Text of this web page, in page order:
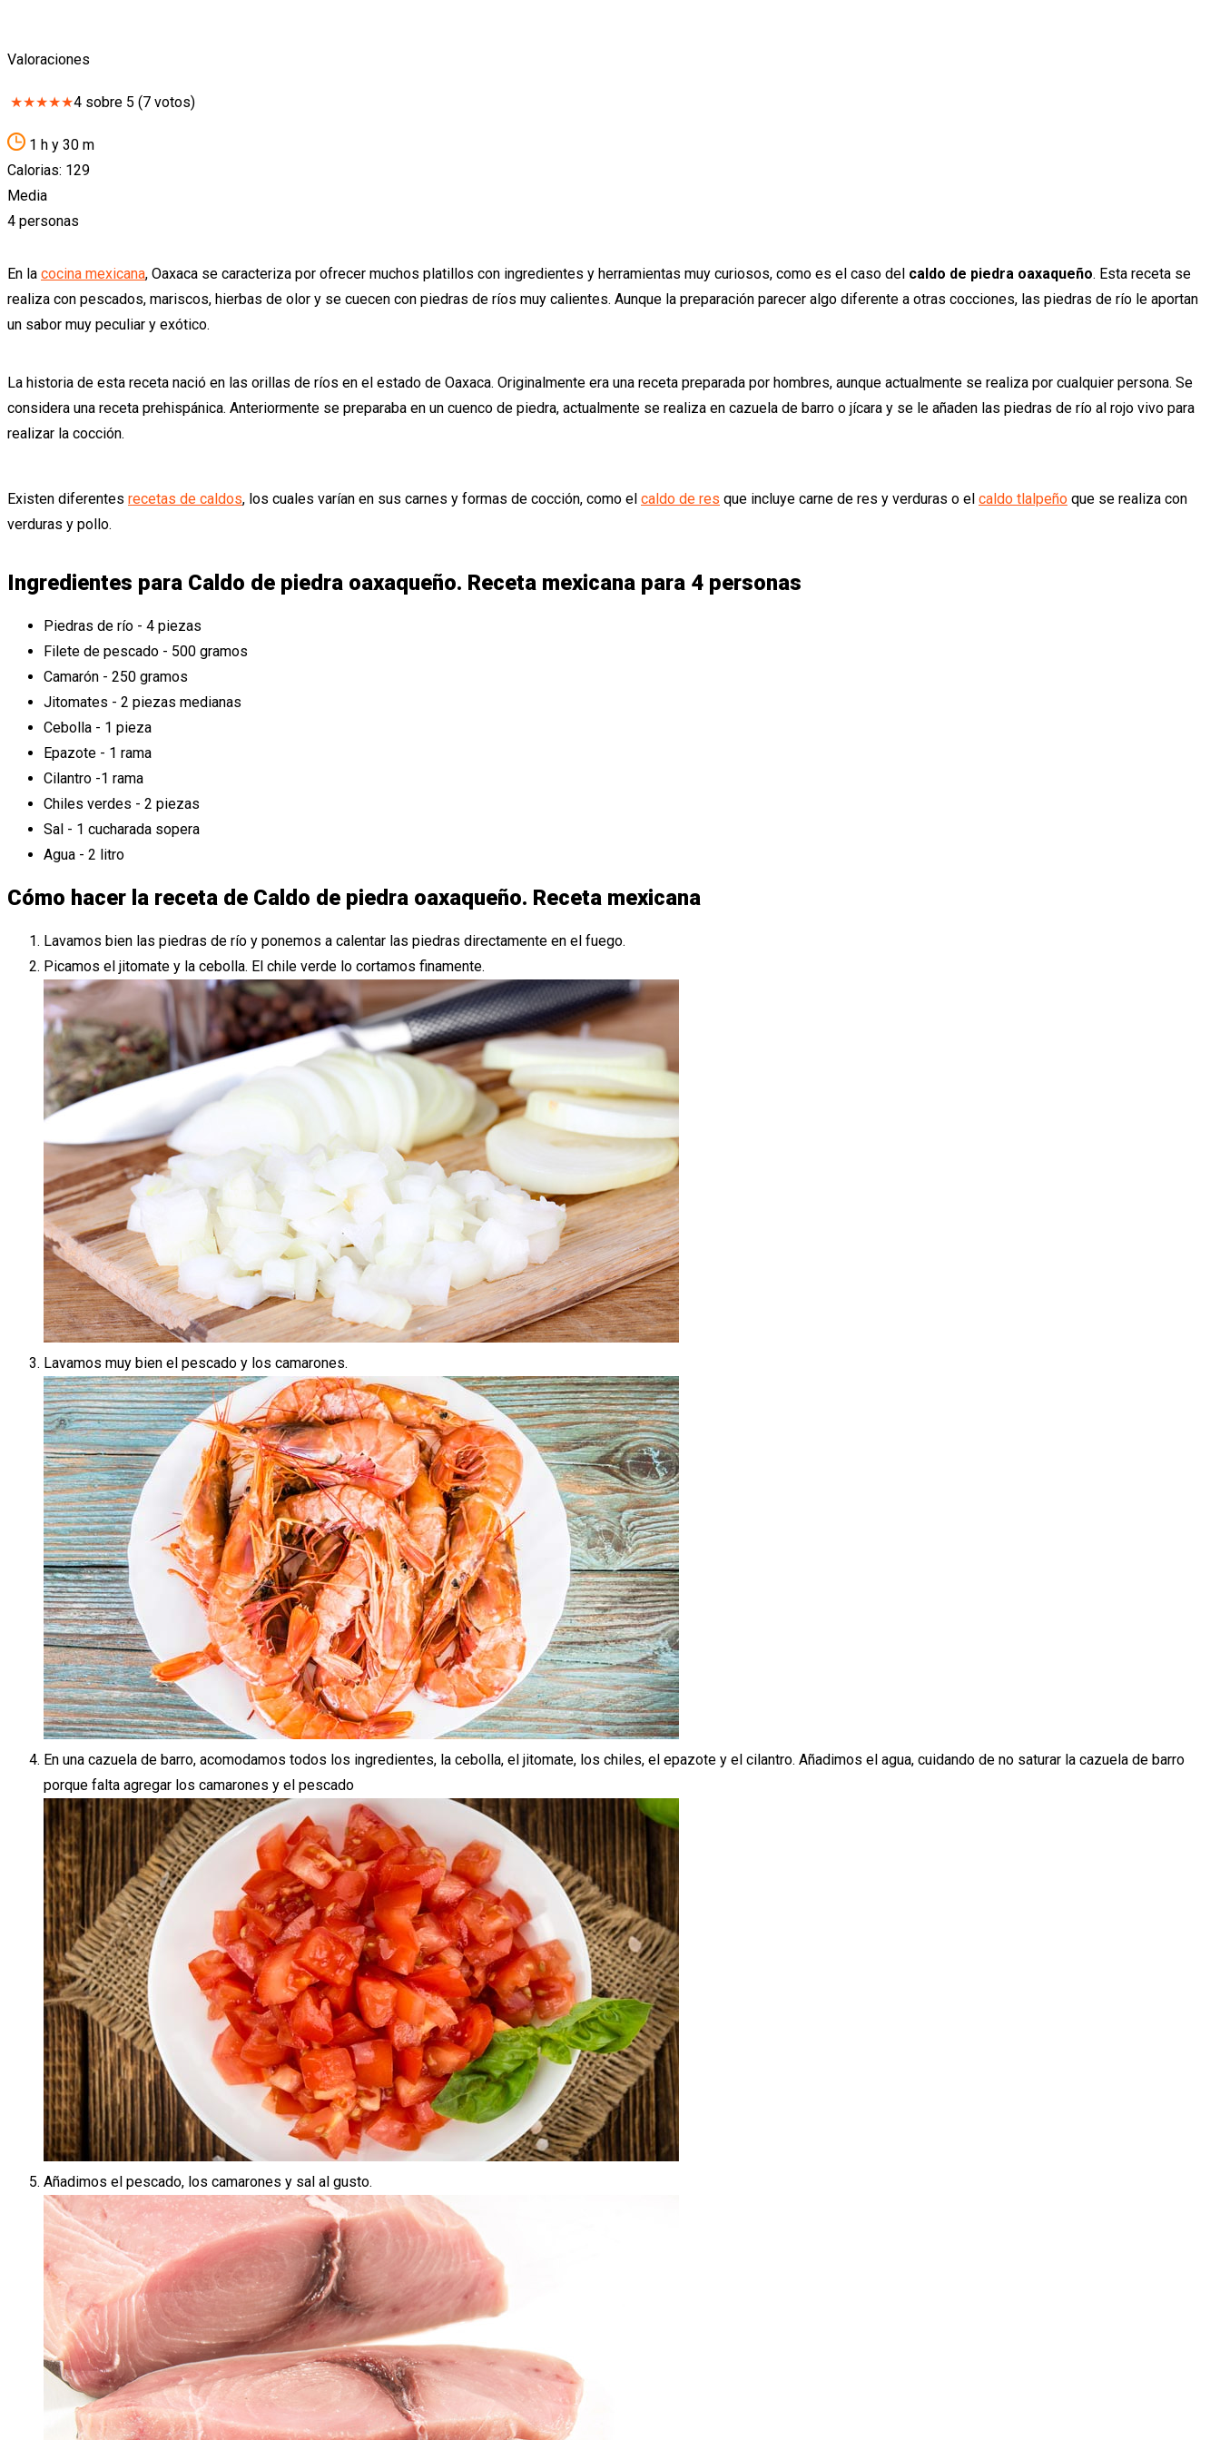
Valoraciones
★★★★★4 sobre 5 (7 votos)
1 h y 30 m
Calorias: 129
Media
4 personas
En la cocina mexicana, Oaxaca se caracteriza por ofrecer muchos platillos con ingredientes y herramientas muy curiosos, como es el caso del caldo de piedra oaxaqueño. Esta receta se
realiza con pescados, mariscos, hierbas de olor y se cuecen con piedras de ríos muy calientes. Aunque la preparación parecer algo diferente a otras cocciones, las piedras de río le aportan
un sabor muy peculiar y exótico.
La historia de esta receta nació en las orillas de ríos en el estado de Oaxaca. Originalmente era una receta preparada por hombres, aunque actualmente se realiza por cualquier persona. Se
considera una receta prehispánica. Anteriormente se preparaba en un cuenco de piedra, actualmente se realiza en cazuela de barro o jícara y se le añaden las piedras de río al rojo vivo para
realizar la cocción.
Existen diferentes recetas de caldos, los cuales varían en sus carnes y formas de cocción, como el caldo de res que incluye carne de res y verduras o el caldo tlalpeño que se realiza con
verduras y pollo.
Ingredientes para Caldo de piedra oaxaqueño. Receta mexicana para 4 personas
Piedras de río - 4 piezas
Filete de pescado - 500 gramos
Camarón - 250 gramos
Jitomates - 2 piezas medianas
Cebolla - 1 pieza
Epazote - 1 rama
Cilantro -1 rama
Chiles verdes - 2 piezas
Sal - 1 cucharada sopera
Agua - 2 litro
Cómo hacer la receta de Caldo de piedra oaxaqueño. Receta mexicana
Lavamos bien las piedras de río y ponemos a calentar las piedras directamente en el fuego.
Picamos el jitomate y la cebolla. El chile verde lo cortamos finamente.
Lavamos muy bien el pescado y los camarones.
En una cazuela de barro, acomodamos todos los ingredientes, la cebolla, el jitomate, los chiles, el epazote y el cilantro. Añadimos el agua, cuidando de no saturar la cazuela de barro
porque falta agregar los camarones y el pescado
Añadimos el pescado, los camarones y sal al gusto.